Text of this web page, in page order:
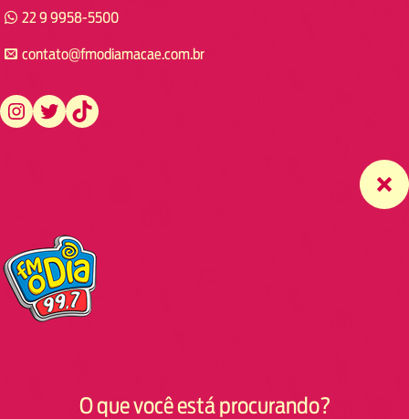
22 9 9958-5500
contato@fmodiamacae.com.br
https://www.instagram.com/fmodia.macae/ https://twitter.com/fmodia.macae/ https://www.tiktok.com/@fmodia.macae
O que você está procurando?